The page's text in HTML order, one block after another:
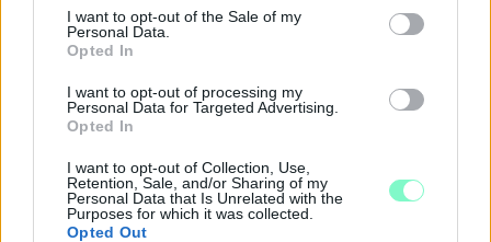
consent section.
I want to opt-out of the Sale of my
Personal Data.
Opted In
I want to opt-out of processing my
Personal Data for Targeted Advertising.
Opted In
I want to opt-out of Collection, Use,
Retention, Sale, and/or Sharing of my
Personal Data that Is Unrelated with the
Purposes for which it was collected.
Opted Out
összevetésben a fogyasztói árak, miközben az élelmiszerek ára
már csökkent.
Szólj hozzá!